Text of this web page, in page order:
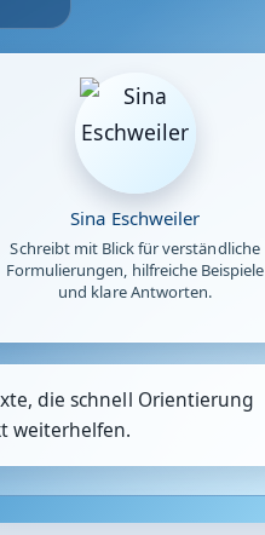
Sina Eschweiler
Schreibt mit Blick für verständliche
Formulierungen, hilfreiche Beispiele
und klare Antworten.
die schnell Orientierung
weiterhelfen.